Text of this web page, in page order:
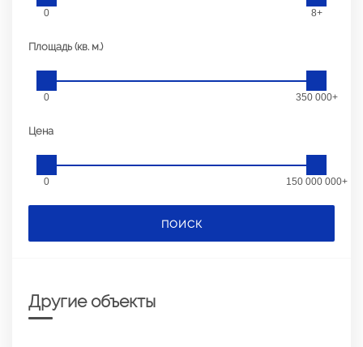
0 8+
Площадь (кв. м.)
0 350 000+
Цена
0 150 000 000+
ПОИСК
Другие объекты